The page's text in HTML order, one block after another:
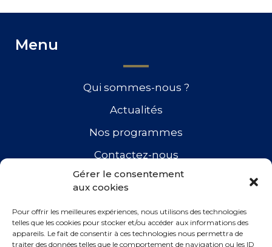
Gérer le consentement
aux cookies
Pour offrir les meilleures expériences, nous utilisons des technologies
telles que les cookies pour stocker et/ou accéder aux informations des
appareils. Le fait de consentir à ces technologies nous permettra de
traiter des données telles que le comportement de navigation ou les ID
Menu
Qui sommes-nous ?
Actualités
Nos programmes
Contactez-nous
Retrouvez-nous